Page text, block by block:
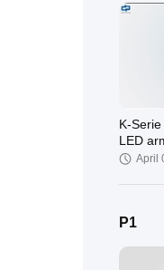
K-
LED
April
P1